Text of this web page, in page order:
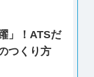
」！ATSだ
つくり方